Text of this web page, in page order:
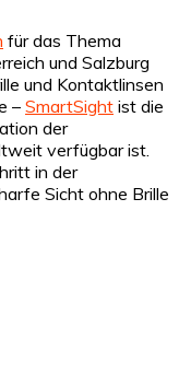
für das Thema
und Salzburg
und Kontaktlinsen
– SmartSight ist die
der
verfügbar ist.
in der
Sicht ohne Brille